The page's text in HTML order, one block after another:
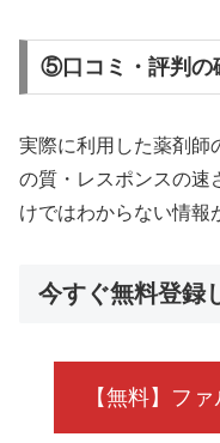
⑤口コミ・評判の
実際に利用した薬剤師
の質・レスポンスの速
けではわからない情報
今すぐ無料登録
【無料】フ